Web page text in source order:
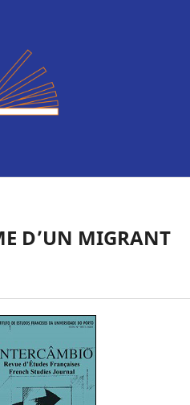
D’UN MIGRANT